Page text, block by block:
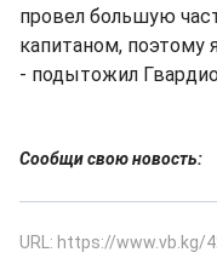
провел большую
капитаном, поэтому
- подытожил
Сообщи свою новость:
URL: https://www.vb.kg/